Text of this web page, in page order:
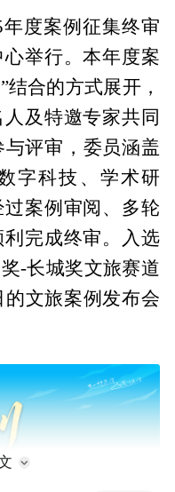
年度案例征集终审
举行。本年度案
合的方式展开，
及特邀专家共同
评审，委员涵盖
字科技、学术研
案例审阅、多轮
完成终审。入选
-长城奖文旅赛道
文旅案例发布会